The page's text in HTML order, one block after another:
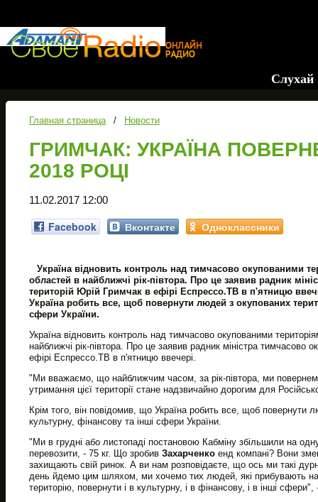
Слухай
Главная страница / Новости
ГРИМЧАК: УКРАЇНА
2018 РОЦІ
11.02.2017 12:00
Facebook Вконтакте Одноклассники
Україна відновить контроль над тимчасово окупованими
областей в найближчі рік-півтора. Про це заявив радник
територій Юрій Гримчак в ефірі Еспрессо.ТВ в п'ятницю
Україна робить все, щоб повернути людей з окупованих
сфери України.
Україна відновить контроль над тимчасово окупованими
найближчі рік-півтора. Про це заявив радник міністра тимчасово
ефірі Еспрессо.ТВ в п'ятницю ввечері.
"Ми вважаємо, що найближчим часом, за рік-півтора, ми
утримання цієї території стане надзвичайно дорогим для
Крім того, він повідомив, що Україна робить все, щоб повернути
культурну, фінансову та інші сфери України.
"Ми в грудні або листопаді постановою Кабміну збільшили на
перевозити, - 75 кг. Що зробив Захарченко енд компані? Вони
захищають свій ринок. А ви нам розповідаєте, що ось ми такі
день йдемо цим шляхом, ми хочемо тих людей, які прибувають на
територію, повернути і в культурну, і в фінансову, і в інші